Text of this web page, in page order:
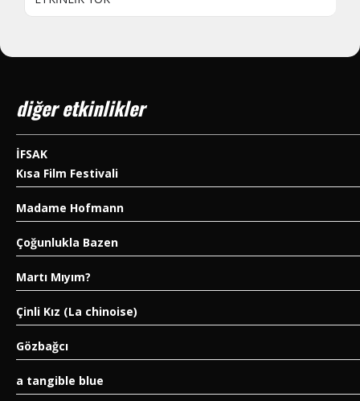
diğer etkinlikler
İFSAK
Kısa Film Festivali
Madame Hofmann
Çoğunlukla Bazen
Martı Mıyım?
Çinli Kız (La chinoise)
Gözbağcı
a tangible blue